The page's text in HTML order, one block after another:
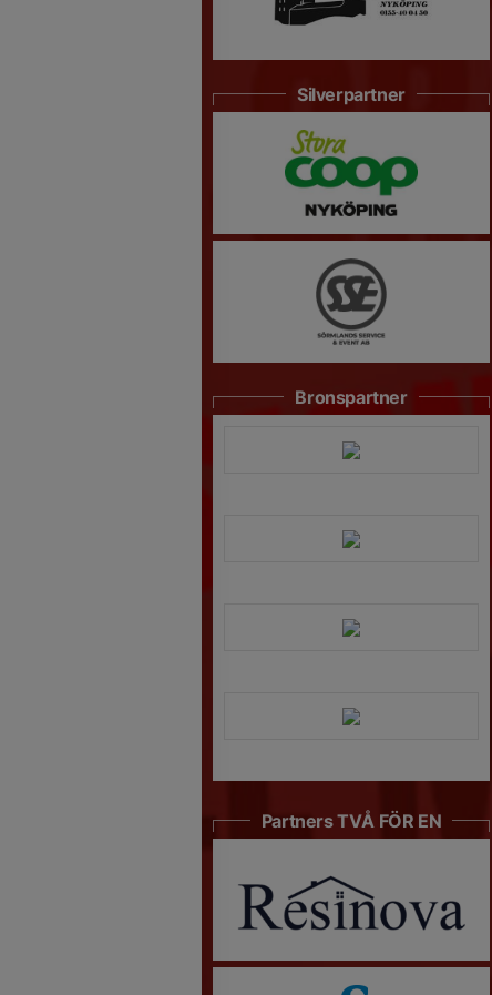
Silverpartner
Bronspartner
Partners TVÅ FÖR EN